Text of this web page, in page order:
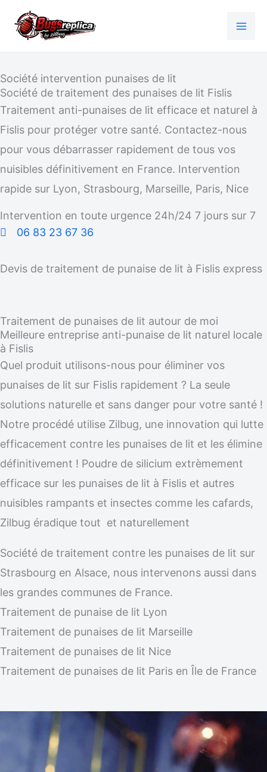
Société intervention punaises de lit
Société de traitement des punaises de lit Fislis
Traitement anti-punaises de lit efficace et naturel à
Fislis pour protéger votre santé. Contactez-nous
pour vous débarrasser rapidement de tous vos
nuisibles définitivement en France. Intervention
rapide sur Lyon, Strasbourg, Marseille, Paris, Nice
Intervention en toute urgence 24h/24 7 jours sur 7
06 83 23 67 36
Devis de traitement de punaise de lit à Fislis express
Traitement de punaises de lit autour de moi
Meilleure entreprise anti-punaise de lit naturel locale
à Fislis
Quel produit utilisons-nous pour éliminer vos
punaises de lit sur Fislis rapidement ? La seule
solutions naturelle et sans danger pour votre santé !
Notre procédé utilise Zilbug, une innovation qui lutte
efficacement contre les punaises de lit et les élimine
définitivement ! Poudre de silicium extrèmement
efficace sur les punaises de lit à Fislis et autres
nuisibles rampants et insectes comme les cafards,
Zilbug éradique tout et naturellement
Société de traitement contre les punaises de lit sur
Strasbourg en Alsace, nous intervenons aussi dans
les grandes communes de France.
Traitement de punaise de lit Lyon
Traitement de punaises de lit Marseille
Traitement de punaises de lit Nice
Traitement de punaises de lit Paris en Île de France